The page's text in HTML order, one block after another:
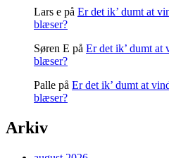
Lars e på Er det ik’ dumt at
blæser?
Søren E på Er det ik’ dumt at
blæser?
Palle på Er det ik’ dumt at
blæser?
Arkiv